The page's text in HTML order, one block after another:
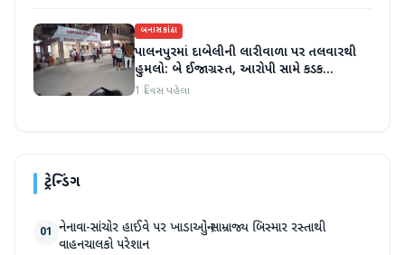
બનાસકાંઠા
પાલનપુરમાં દાબેલીની લારીવાળા પર તલવારથી
હુમલો: બે ઈજાગ્રસ્ત, આરોપી સામે કડક
કાર્યવાહીની માંગ
1 દિવસ પહેલા
ટ્રેન્ડિંગ
01 નેનાવા-સાંચોર હાઈવે પર ખાડાઓનું સામ્રાજ્ય બિસ્માર રસ્તાથી
વાહનચાલકો પરેશાન